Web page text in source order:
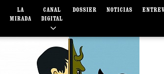
LA
MIRADA
CANAL
DIGITAL
DOSSIER NOTICIAS